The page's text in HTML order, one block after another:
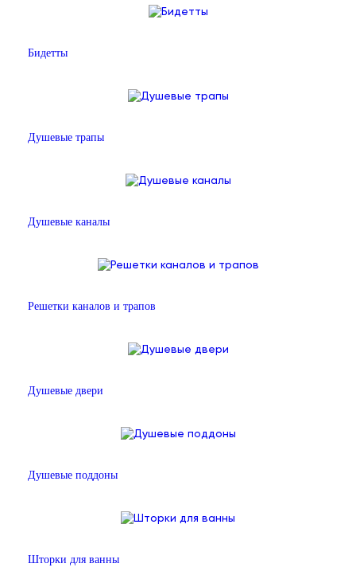
Бидетты
Душевые трапы
Душевые каналы
Решетки каналов и трапов
Душевые двери
Душевые поддоны
Шторки для ванны